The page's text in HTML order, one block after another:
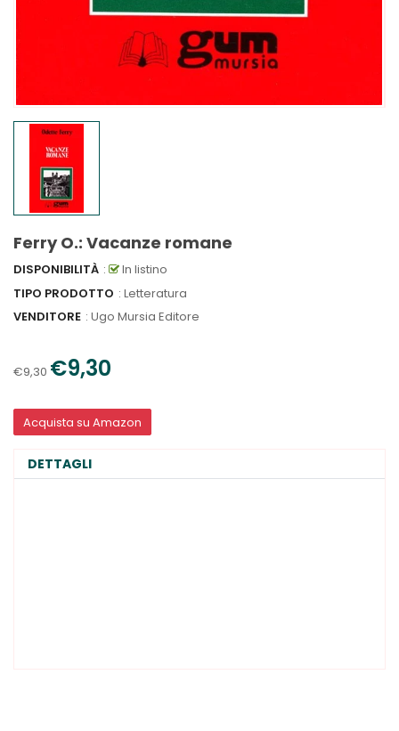
Ferry O.: Vacanze romane
DISPONIBILITÀ :
In listino
TIPO PRODOTTO : Letteratura
VENDITORE : Ugo Mursia Editore
€9,30 €9,30
Acquista su Amazon
DETTAGLI